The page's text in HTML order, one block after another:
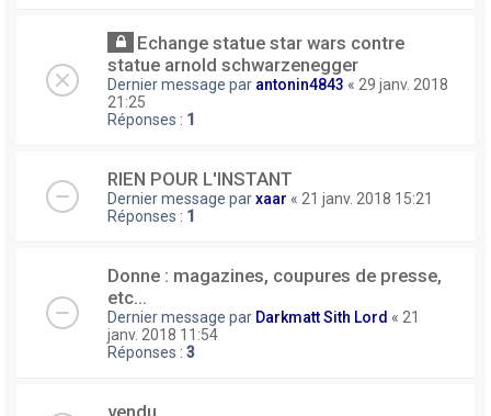
Echange statue star wars contre
statue arnold schwarzenegger
Dernier message par antonin4843 « 29 janv. 2018
21:25
Réponses : 1
RIEN POUR L'INSTANT
Dernier message parxaar « 21 janv. 2018 15:21
Réponses : 1
Donne : magazines, coupures de presse,
etc...
Dernier message par Darkmatt Sith Lord « 21
janv. 2018 11:54
Réponses : 3
vendu